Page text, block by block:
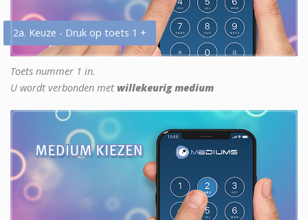
2a. Keuze - Druk op toets 1 +
Toets nummer 1 in.
U wordt verbonden met willekeurig medium